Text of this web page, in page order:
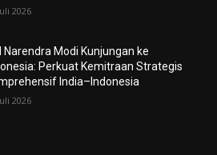
2026
Narendra Modi Kunjungan ke
Perkuat Kemitraan Strategis
India–Indonesia
2026